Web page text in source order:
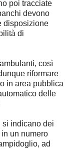
poi tracciate
devono
disposizione
di
così
riformare
in area pubblica
delle
si indìcano dei
un numero
ad